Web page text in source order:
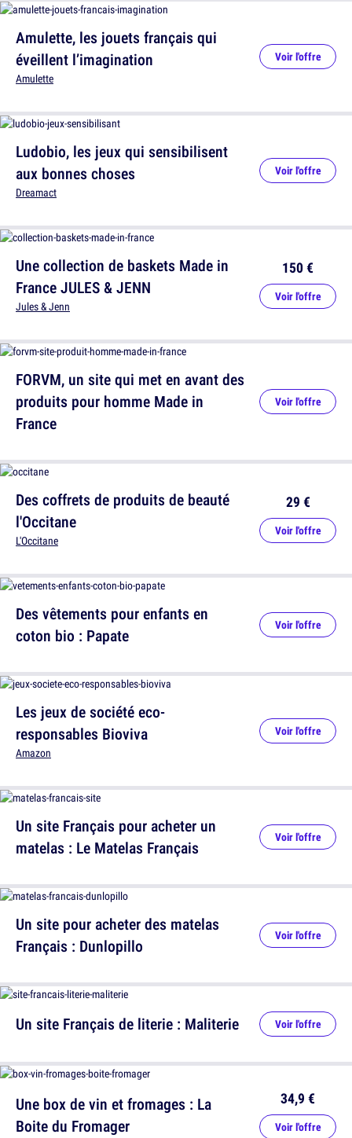
Ludobio, les jeux qui sensibilisent
aux bonnes choses
Dreamact
Voir l'offre
FORVM, un site qui met en avant des
produits pour homme Made in
France
Voir l'offre
Des vêtements pour enfants en
coton bio : Papate
Voir l'offre
Un site Français pour acheter un
matelas : Le Matelas Français
Voir l'offre
Un site Français de literie : Maliterie Voir l'offre
Amulette, les jouets français qui
éveillent l’imagination
Amulette
Voir l'offre
Une collection de baskets Made in
France JULES & JENN
Jules & Jenn
150 €
Voir l'offre
Des coffrets de produits de beauté
l'Occitane
L'Occitane
29 €
Voir l'offre
Les jeux de société eco-
responsables Bioviva
Amazon
Voir l'offre
Un site pour acheter des matelas
Français : Dunlopillo
Voir l'offre
Une box de vin et fromages : La
Boite du Fromager
34,9 €
Voir l'offre